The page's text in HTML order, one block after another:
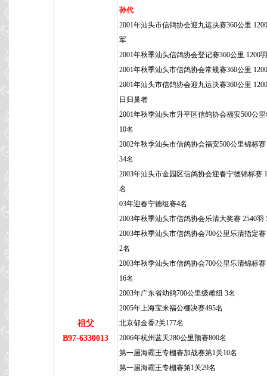
祖父
B97-6330013
孙代
2001年汕头市信鸽协会迎九运决赛360公里
军
2001年秋季汕头信鸽协会登记赛360公里 1200
2001年秋季汕头市信鸽协会常规赛360公里
2001年汕头市信鸽协会迎九运决赛360公里
日归巢者
2001年秋季汕头市升平区信鸽协会福安500公
10名
2002年秋季汕头市信鸽协会福安500公里锦标赛
34名
2003年汕头市金园区信鸽协会迎春宁德锦标赛
名
03年迎春宁德组赛4名
2003年秋季汕头市信鸽协会乐清大奖赛 2540羽
2003年秋季汕头市信鸽协会700公里乐清指定赛
2名
2003年秋季汕头市信鸽协会700公里乐清锦标赛
16名
2003年广东省幼鸽700公里级雌组 3名
2005年上海宝来福公棚决赛495名
北京郁金香2关177名
2006年杭州蓝天280公里预赛800名
第一届海霸王专棚赛加战赛第1关10名
第一届海霸王专棚赛第1关29名